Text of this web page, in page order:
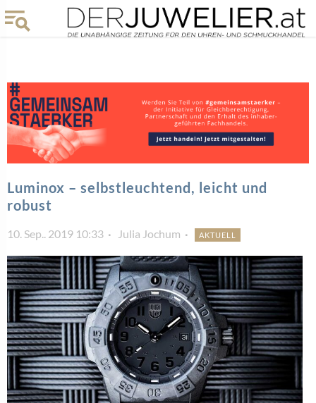
Luminox – selbstleuchtend, leicht und
robust
10. Sep.. 2019 10:33 Julia Jochum AKTUELL